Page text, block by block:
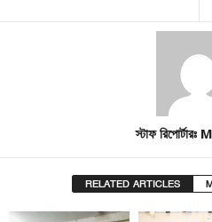
স্টাফ
RELATED ARTICLES